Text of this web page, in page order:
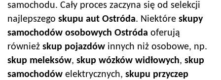
samochodu. Cały proces zaczyna się od selekcji
najlepszego skupu aut Ostróda. Niektóre skupy
samochodów osobowych Ostróda oferują
również skup pojazdów innych niż osobowe, np.
skup meleksów, skup wózków widłowych, skup
samochodów elektrycznych, skupu przyczep